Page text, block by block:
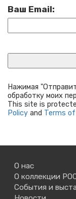
Ваш Email:
Нажимая
обработку моих
This site is
Policy and Terms
О нас
О коллекции
События и